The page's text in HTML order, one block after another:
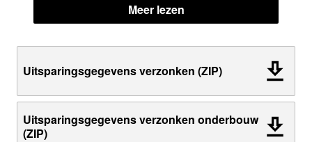
Meer lezen
Uitsparingsgegevens verzonken (ZIP)
Uitsparingsgegevens verzonken onderbouw
(ZIP)